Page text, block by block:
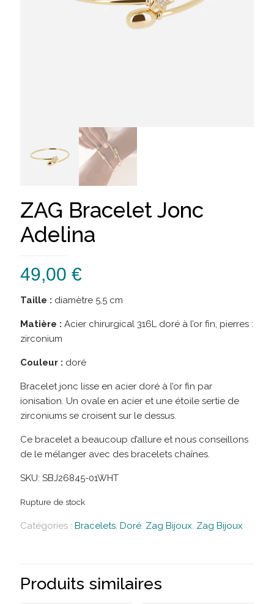
ZAG Bracelet Jonc
Adelina
49,00 €
Taille : diamètre 5,5 cm
Matière : Acier chirurgical 316L doré à l’or fin, pierres :
zirconium
Couleur : doré
Bracelet jonc lisse en acier doré à l’or fin par
ionisation. Un ovale en acier et une étoile sertie de
zirconiums se croisent sur le dessus.
Ce bracelet a beaucoup d’allure et nous conseillons
de le mélanger avec des bracelets chaînes.
SKU: SBJ26845-01WHT
Rupture de stock
Catégories : Bracelets, Doré, Zag Bijoux, Zag Bijoux
Produits similaires